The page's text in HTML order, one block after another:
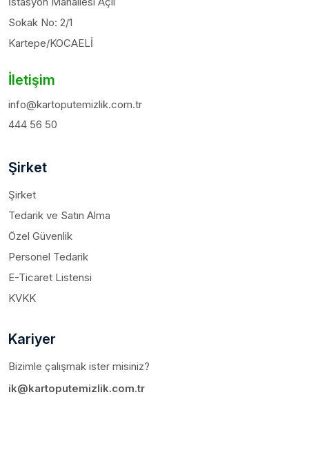
Sokak No: 2/1
Kartepe/KOCAELİ
İletişim
info@kartoputemizlik.com.tr
444 56 50
Şirket
Şirket
Tedarik ve Satın Alma
Özel Güvenlik
Personel Tedarik
E-Ticaret Listensi
KVKK
Kariyer
Bizimle çalışmak ister misiniz?
ik@kartoputemizlik.com.tr